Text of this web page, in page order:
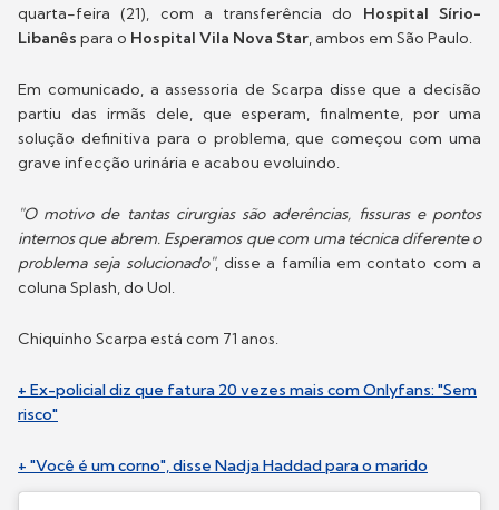
quarta-feira (21), com a transferência do Hospital Sírio-
Libanês para o Hospital Vila Nova Star, ambos em São Paulo.
Em comunicado, a assessoria de Scarpa disse que a decisão
partiu das irmãs dele, que esperam, finalmente, por uma
solução definitiva para o problema, que começou com uma
grave infecção urinária e acabou evoluindo.
"O motivo de tantas cirurgias são aderências, fissuras e pontos
internos que abrem. Esperamos que com uma técnica diferente o
problema seja solucionado", disse a família em contato com a
coluna Splash, do Uol.
Chiquinho Scarpa está com 71 anos.
+ Ex-policial diz que fatura 20 vezes mais com Onlyfans: "Sem
risco"
+ "Você é um corno", disse Nadja Haddad para o marido